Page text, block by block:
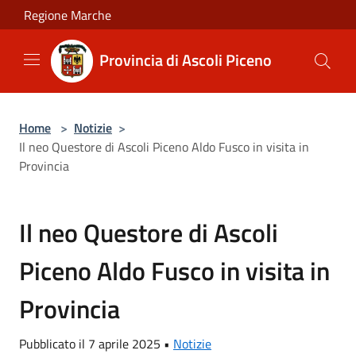
Salta al contenuto principale
Regione Marche
Provincia di Ascoli Piceno
Home > Notizie >
Il neo Questore di Ascoli Piceno Aldo Fusco in visita in
Provincia
Il neo Questore di Ascoli
Piceno Aldo Fusco in visita in
Provincia
Pubblicato il 7 aprile 2025 • Notizie